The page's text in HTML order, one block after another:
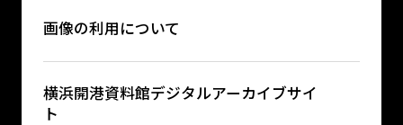
画像の利用について
横浜開港資料館デジタルアーカイブサイ
ト